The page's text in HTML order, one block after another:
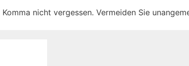
nicht vergessen. Vermeiden Sie